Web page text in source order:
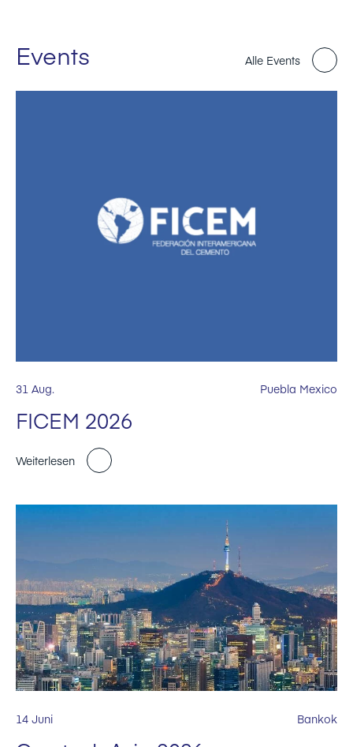
Events Alle Events
31 Aug. Puebla Mexico
FICEM 2026
Weiterlesen
14 Juni Bankok